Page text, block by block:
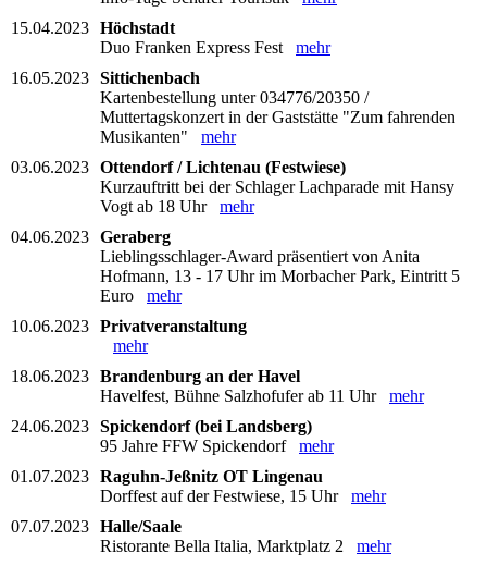
15.04.2023 Höchstadt
Duo Franken Express Fest mehr
16.05.2023 Sittichenbach
Kartenbestellung unter 034776/20350 /
Muttertagskonzert in der Gaststätte "Zum fahrenden
Musikanten" mehr
03.06.2023 Ottendorf / Lichtenau (Festwiese)
Kurzauftritt bei der Schlager Lachparade mit Hansy
Vogt ab 18 Uhr mehr
04.06.2023 Geraberg
Lieblingsschlager-Award präsentiert von Anita
Hofmann, 13 - 17 Uhr im Morbacher Park, Eintritt 5
Euro mehr
10.06.2023 Privatveranstaltung
mehr
18.06.2023 Brandenburg an der Havel
Havelfest, Bühne Salzhofufer ab 11 Uhr mehr
24.06.2023 Spickendorf (bei Landsberg)
95 Jahre FFW Spickendorf mehr
01.07.2023 Raguhn-Jeßnitz OT Lingenau
Dorffest auf der Festwiese, 15 Uhr mehr
07.07.2023 Halle/Saale
Ristorante Bella Italia, Marktplatz 2 mehr